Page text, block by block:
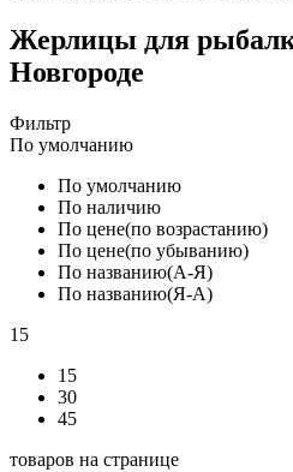
Жерлицы для
Новгороде
Фильтр
По умолчанию
По умолчанию
По наличию
По цене(по возрастанию)
По цене(по убыванию)
По названию(А-Я)
По названию(Я-А)
15
15
30
45
товаров на странице